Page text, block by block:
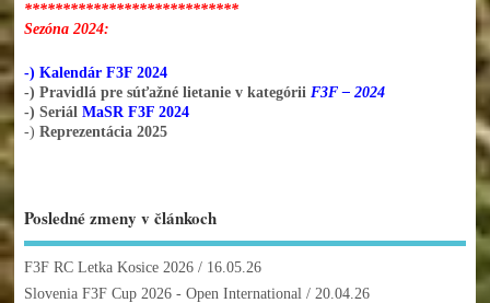
****************************
Sezóna 2024:
-) Kalendár F3F 2024
-) Pravidlá pre súťažné lietanie v kategórii F3F – 2024
-) Seriál MaSR F3F 2024
-) Reprezentácia 2025
Posledné zmeny v článkoch
F3F RC Letka Kosice 2026/ 16.05.26
Slovenia F3F Cup 2026 - Open International / 20.04.26